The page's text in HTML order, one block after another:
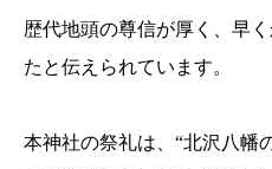
歴代地頭の尊信が厚く、早
たと伝えられています。
本神社の祭礼は、“北沢八幡